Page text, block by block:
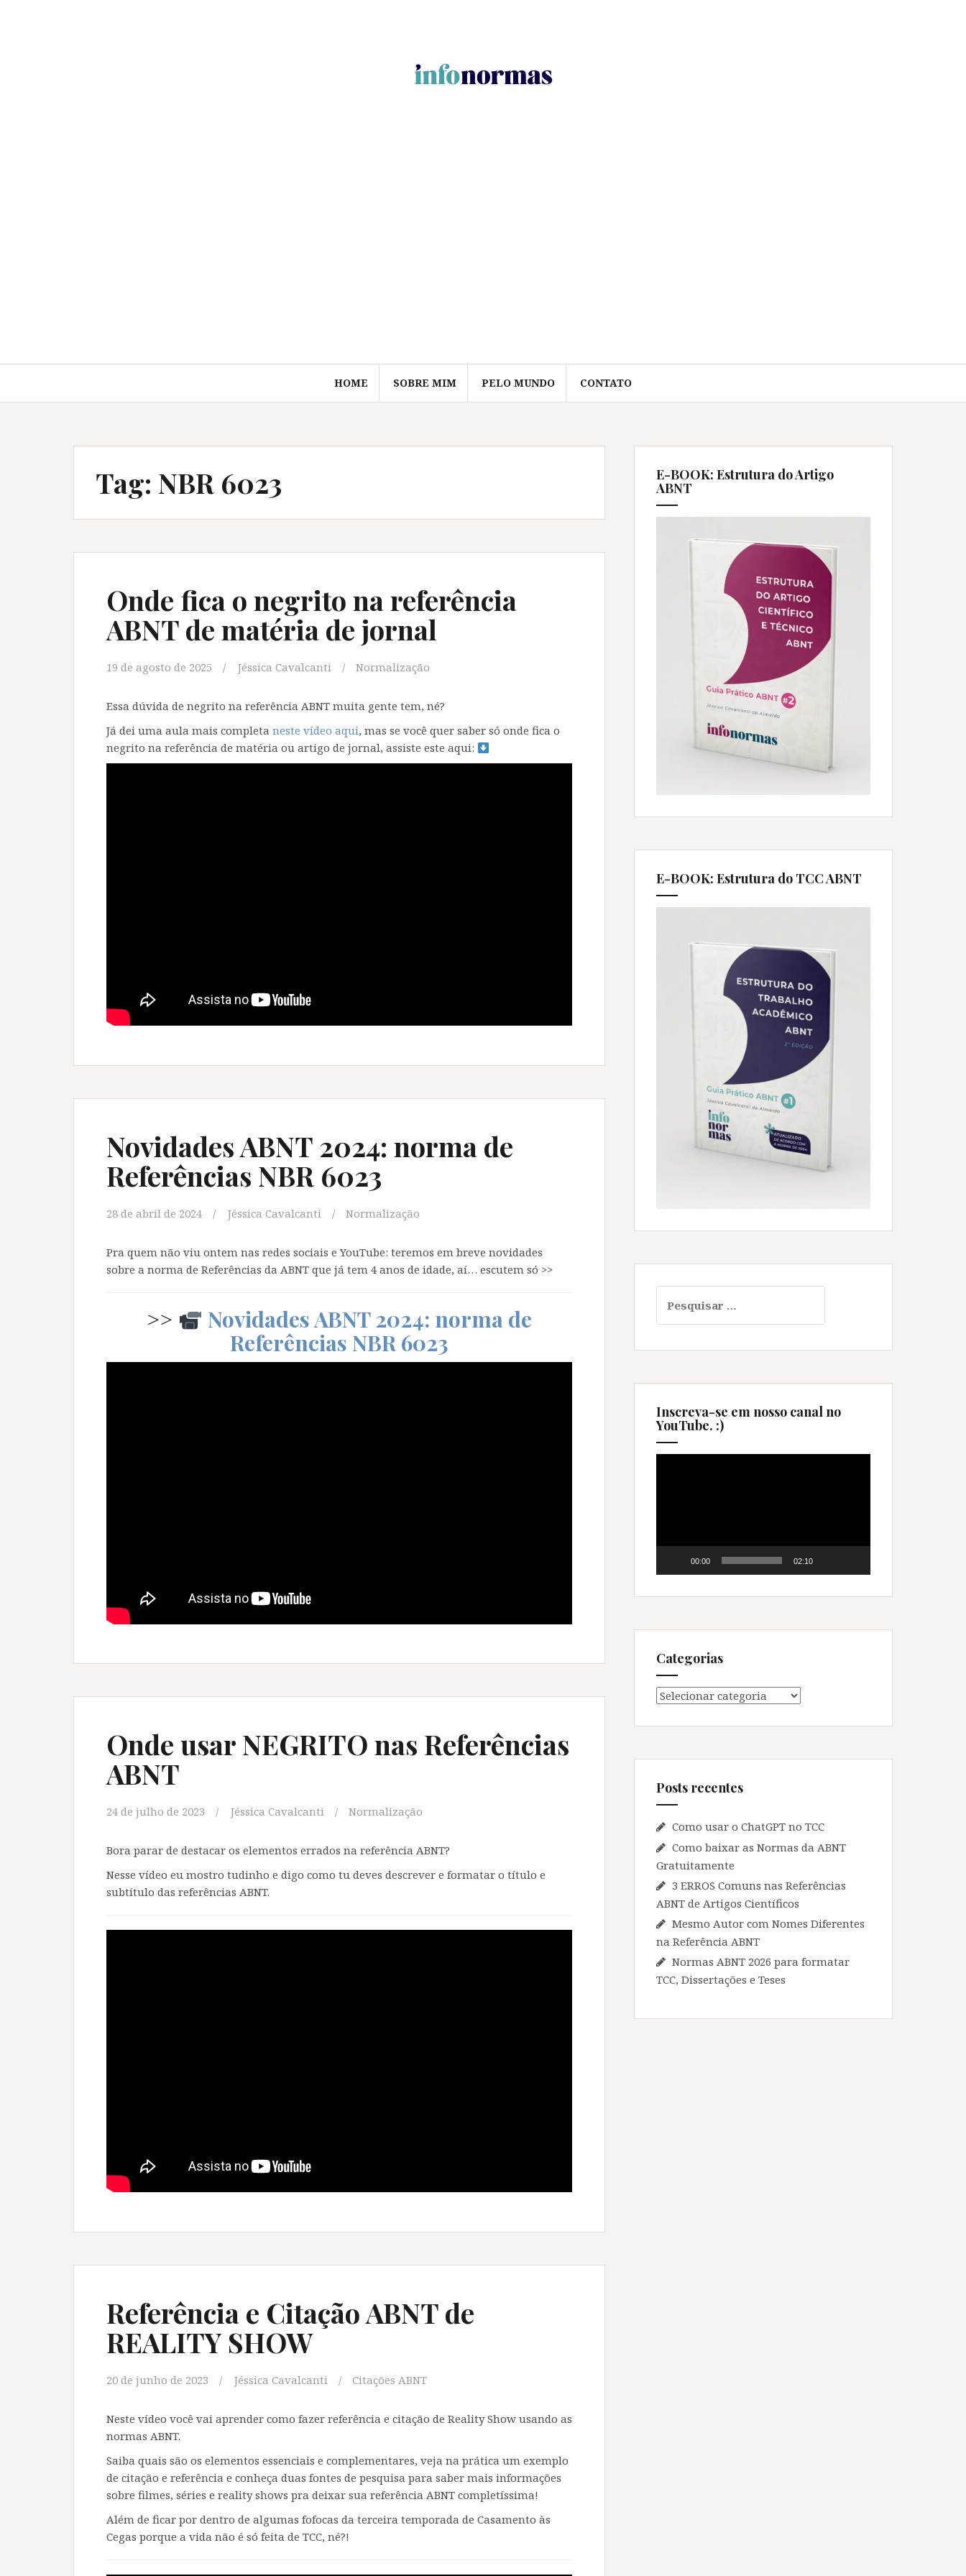
HOME SOBRE MIM PELO MUNDO CONTATO
Tag: NBR 6023
Onde fica o negrito na referência
ABNT de matéria de jornal
19 de agosto de 2025 Jéssica Cavalcanti Normalização
Essa dúvida de negrito na referência ABNT muita gente tem, né?
Já dei uma aula mais completa neste vídeo aqui, mas se você quer saber só onde fica o
negrito na referência de matéria ou artigo de jornal, assiste este aqui:
Novidades ABNT 2024: norma de
Referências NBR 6023
28 de abril de 2024 Jéssica Cavalcanti Normalização
Pra quem não viu ontem nas redes sociais e YouTube: teremos em breve novidades
sobre a norma de Referências da ABNT que já tem 4 anos de idade, aí… escutem só >>
>>
Novidades ABNT 2024: norma de
Referências NBR 6023
Onde usar NEGRITO nas Referências
ABNT
24 de julho de 2023 Jéssica Cavalcanti Normalização
Bora parar de destacar os elementos errados na referência ABNT?
Nesse vídeo eu mostro tudinho e digo como tu deves descrever e formatar o título e
subtítulo das referências ABNT.
Referência e Citação ABNT de
REALITY SHOW
20 de junho de 2023 Jéssica Cavalcanti Citações ABNT
Neste vídeo você vai aprender como fazer referência e citação de Reality Show usando as
normas ABNT.
Saiba quais são os elementos essenciais e complementares, veja na prática um exemplo
de citação e referência e conheça duas fontes de pesquisa para saber mais informações
sobre filmes, séries e reality shows pra deixar sua referência ABNT completíssima!
Além de ficar por dentro de algumas fofocas da terceira temporada de Casamento às
Cegas porque a vida não é só feita de TCC, né?!
E-BOOK: Estrutura do Artigo
ABNT
E-BOOK: Estrutura do TCC ABNT
por:
Inscreva-se em nosso canal no
YouTube. :)
00:00 02:10
Categorias
Categorias
Posts recentes
Como usar o ChatGPT no TCC
Como baixar as Normas da ABNT
Gratuitamente
3 ERROS Comuns nas Referências
ABNT de Artigos Científicos
Mesmo Autor com Nomes Diferentes
na Referência ABNT
Normas ABNT 2026 para formatar
TCC, Dissertações e Teses